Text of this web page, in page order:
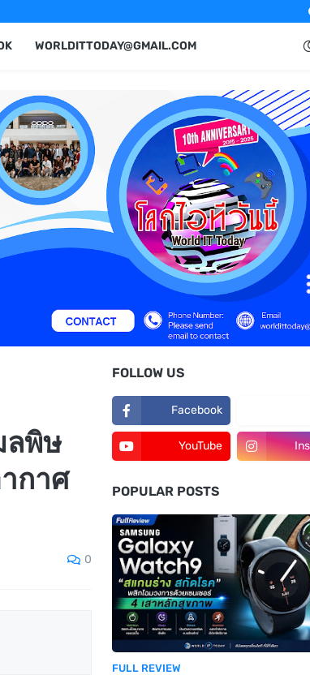
WORLDITTODAY@GMAIL.COM
ลพิษ
กาศ
0
FOLLOW US
Facebook
YouTube
POPULAR POSTS
FULL REVIEW